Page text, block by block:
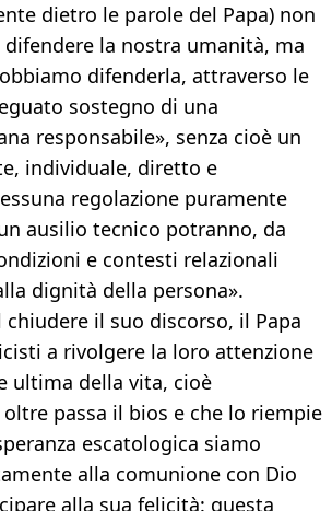
dietro le parole del Papa) non
la nostra umanità, ma
difenderla, attraverso le
sostegno di una
responsabile», senza cioè un
individuale, diretto e
regolazione puramente
ausilio tecnico potranno, da
e contesti relazionali
dignità della persona».
chiudere il suo discorso, il Papa
a rivolgere la loro attenzione
ultima della vita, cioè
oltre passa il bios e che lo riempie
escatologica siamo
alla comunione con Dio
alla sua felicità: questa